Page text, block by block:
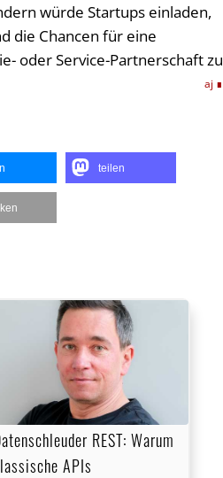
würde Startups einladen,
die Chancen für eine
oder Service-Partnerschaft zu
aj
teilen
REST: Warum
APIs